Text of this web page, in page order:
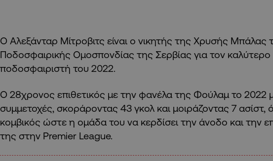
Ο Αλεξάνταρ Μίτροβιτς είναι ο νικητής της Χρυσής Μπάλας
Ποδοσφαιρικής Ομοσπονδίας της Σερβίας για τον καλύτερο
ποδοσφαιριστή του 2022.
Ο 28χρονος επιθετικός με την φανέλα της Φούλαμ το 2022
συμμετοχές, σκοράροντας 43 γκολ και μοιράζοντας 7 ασίστ,
κομβικός ώστε η ομάδα του να κερδίσει την άνοδο και την
της στην Premier League.